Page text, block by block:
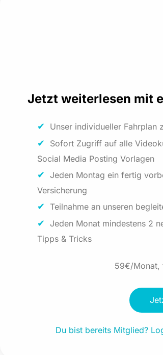
Jetzt weiterlesen mit
Unser individueller Fahrplan
Sofort Zugriff auf alle
Social Media Posting Vorlagen
Jeden Montag ein fertig
Versicherung
Teilnahme an unseren
Jeden Monat mindestens 2
Tipps & Tricks
59€/Monat,
Du bist bereits Mitglied?